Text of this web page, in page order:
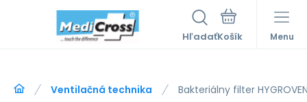
Hľadať Menu
Ventilačná technika Bakteriálny filter